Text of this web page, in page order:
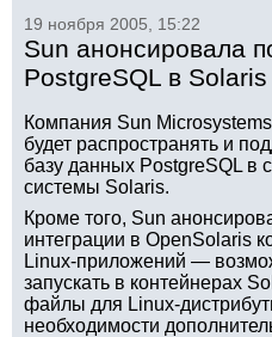
19 ноября 2005, 15:22
Sun анонсировала
PostgreSQL в
Компания Sun
будет распространять и
базу данных PostgreSQL в
системы Solaris.
Кроме того, Sun
интеграции в OpenSolaris
Linux-приложений —
запускать в контейнерах
файлы для Linux-
необходимости